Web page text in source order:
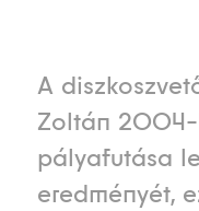
A
Zoltán
pályafutása
eredményét,